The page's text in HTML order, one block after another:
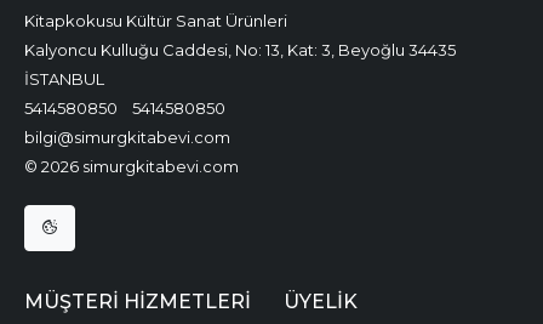
Kitapkokusu Kültür Sanat Ürünleri
Kalyoncu Kulluğu Caddesi, No: 13, Kat: 3, Beyoğlu 34435
İSTANBUL
5414580850
5414580850
bilgi@simurgkitabevi.com
© 2026 simurgkitabevi.com
MÜŞTERI HIZMETLERI ÜYELIK